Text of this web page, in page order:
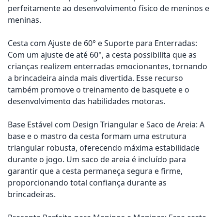
perfeitamente ao desenvolvimento físico de meninos e
meninas.
Cesta com Ajuste de 60° e Suporte para Enterradas:
Com um ajuste de até 60°, a cesta possibilita que as
crianças realizem enterradas emocionantes, tornando
a brincadeira ainda mais divertida. Esse recurso
também promove o treinamento de basquete e o
desenvolvimento das habilidades motoras.
Base Estável com Design Triangular e Saco de Areia: A
base e o mastro da cesta formam uma estrutura
triangular robusta, oferecendo máxima estabilidade
durante o jogo. Um saco de areia é incluído para
garantir que a cesta permaneça segura e firme,
proporcionando total confiança durante as
brincadeiras.